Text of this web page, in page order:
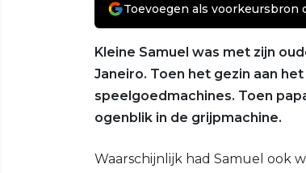
Toevoegen als voorkeursbron
Kleine Samuel was met zijn
Janeiro. Toen het gezin aan
speelgoedmachines. Toen
ogenblik in de grijpmachine.
Waarschijnlijk had Samuel ook